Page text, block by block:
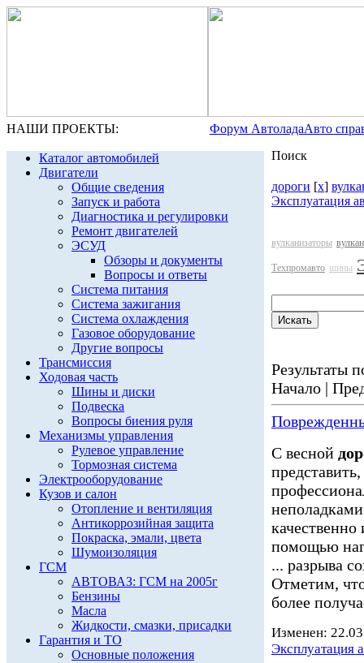
НАШИ ПРОЕКТЫ: Форум АвтоладаАвто
Каталог автомобилей
Двигатели
Общие сведения
Запуск и работа
Диагностика и регулировки
Ремонт двигателей
ЭСУД
Обзоры и документы
Вопросы и ответы
Система питания
Система зажигания
Система охлаждения
Газовое оборудование
Другие вопросы
Трансмиссия
Ходовая часть
Шины и диски
Подвеска
Вопросы биения руля
Механизмы управления
Рулевое управление
Тормозная система
Электрооборудование
Кузов и салон
Отопление и вентиляция
Антикоррозийная защита
Покраска, эмали, цвета
Шумоизоляция
ГСМ
АВТОВАЗ: ГСМ на 2005г
Бензины
Масла
Жидкости, смазки, присадки
Гарантия и ТО
Основные положения
Поиск
дороги [x]
Эксплуатация
вулканизаторы
Техпромавто шины
Результаты
Начало |
С весной
качественно
помощью
... разрыва
Отметим,
более
Изменен:
Эксплуатация